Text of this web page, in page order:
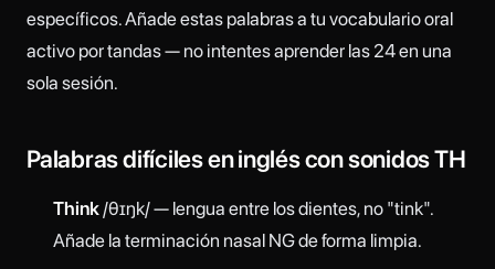
específicos. Añade estas palabras a tu vocabulario oral
activo por tandas — no intentes aprender las 24 en una
sola sesión.
Palabras difíciles en inglés con sonidos TH
Think/θɪŋk/ — lengua entre los dientes, no "tink".
Añade la terminación nasal NG de forma limpia.